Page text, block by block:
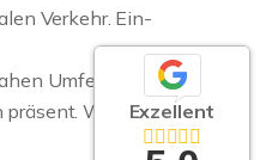
Verkehr. Ein-
Umfeld und
Wir
Exzellent